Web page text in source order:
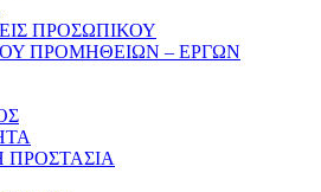
ΠΡΟΣΩΠΙΚΟΥ
ΠΡΟΜΗΘΕΙΩΝ – ΕΡΓΩΝ
ΠΡΟΣΤΑΣΙΑ